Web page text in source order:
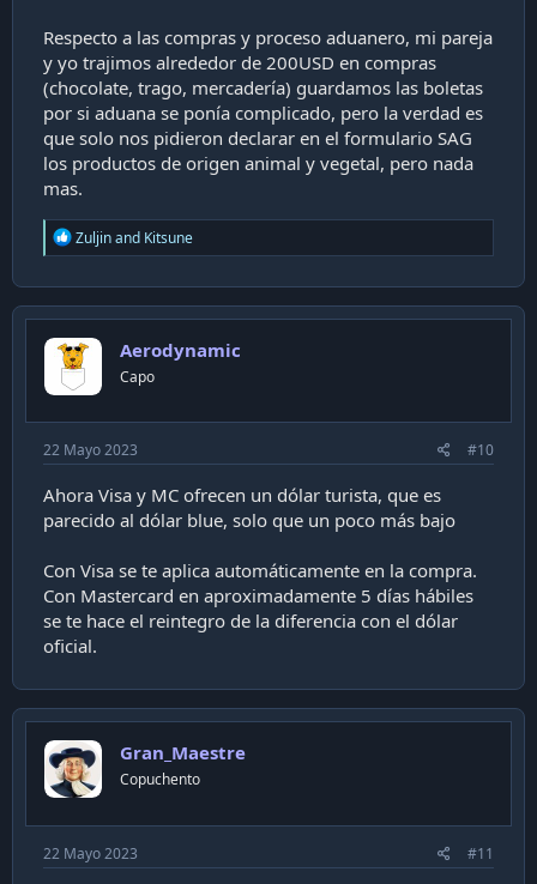
Respecto a las compras y proceso aduanero, mi pareja
y yo trajimos alrededor de 200USD en compras
(chocolate, trago, mercadería) guardamos las boletas
por si aduana se ponía complicado, pero la verdad es
que solo nos pidieron declarar en el formulario SAG
los productos de origen animal y vegetal, pero nada
mas.
R
e
c
t
o
n
s
Zuljinand Kitsune
Aerodynamic
Capo
22 Mayo 2023 #10
Ahora Visa y MC ofrecen un dólar turista, que es
parecido al dólar blue, solo que un poco más bajo
Con Visa se te aplica automáticamente en la compra.
Con Mastercard en aproximadamente 5 días hábiles
se te hace el reintegro de la diferencia con el dólar
oficial.
Gran_Maestre
Copuchento
22 Mayo 2023 #11